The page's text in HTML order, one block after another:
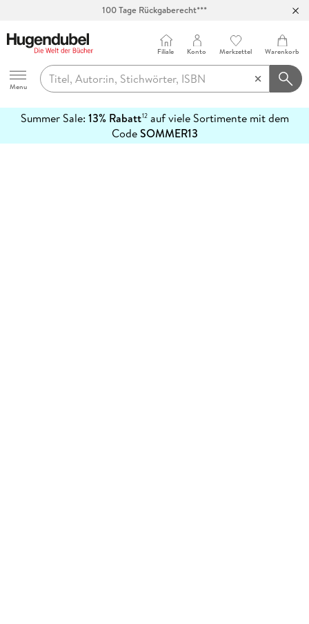
100 Tage Rückgaberecht***
Hugendubel
Menu
Filiale Konto Merkzettel Warenkorb
Summer Sale: 13% Rabatt12auf viele Sortimente mit dem
CodeSOMMER13
erfahren